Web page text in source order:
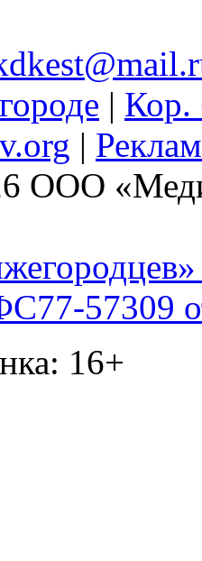
| Кор.
|
ООО
57309
16+